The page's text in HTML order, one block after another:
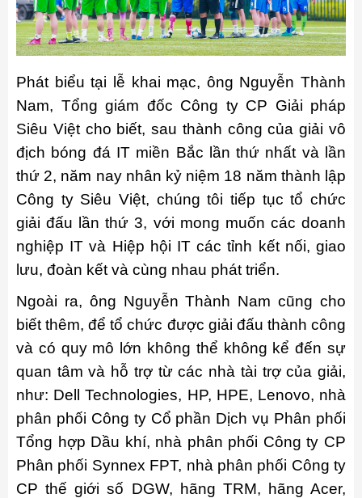
Phát biểu tại lễ khai mạc, ông Nguyễn Thành
Nam, Tổng giám đốc Công ty CP Giải pháp
Siêu Việt cho biết, sau thành công của giải vô
địch bóng đá IT miền Bắc lần thứ nhất và lần
thứ 2, năm nay nhân kỷ niệm 18 năm thành lập
Công ty Siêu Việt, chúng tôi tiếp tục tổ chức
giải đấu lần thứ 3, với mong muốn các doanh
nghiệp IT và Hiệp hội IT các tỉnh kết nối, giao
lưu, đoàn kết và cùng nhau phát triển.
Ngoài ra, ông Nguyễn Thành Nam cũng cho
biết thêm, để tổ chức được giải đấu thành công
và có quy mô lớn không thể không kể đến sự
quan tâm và hỗ trợ từ các nhà tài trợ của giải,
như: Dell Technologies, HP, HPE, Lenovo, nhà
phân phối Công ty Cổ phần Dịch vụ Phân phối
Tổng hợp Dầu khí, nhà phân phối Công ty CP
Phân phối Synnex FPT, nhà phân phối Công ty
CP thế giới số DGW, hãng TRM, hãng Acer,